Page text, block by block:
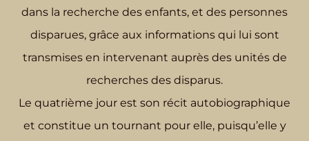
dans la recherche des enfants, et des personnes
disparues, grâce aux informations qui lui sont
transmises en intervenant auprès des unités de
recherches des disparus.
Le quatrième jour est son récit autobiographique
et constitue un tournant pour elle, puisqu’elle y